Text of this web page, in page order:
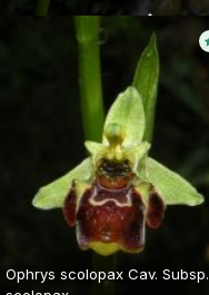
Ophrys scolopax Cav. Subsp.